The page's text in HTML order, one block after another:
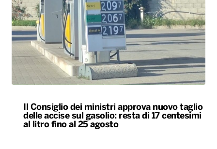
Il Consiglio dei ministri approva nuovo taglio
delle accise sul gasolio: resta di 17 centesimi
al litro fino al 25 agosto